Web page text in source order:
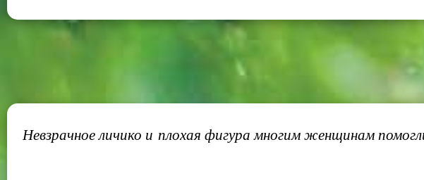
Невзрачное личико и плохая фигура многим женщинам